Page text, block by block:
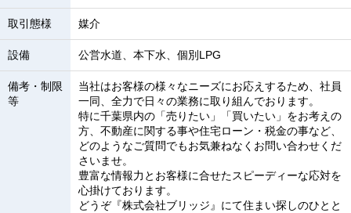
取引態様 媒介
設備 公営水道、本下水、個別LPG
備考・制限
等
当社はお客様の様々なニーズにお応えするため、社員
一同、全力で日々の業務に取り組んでおります。
特に千葉県内の「売りたい」「買いたい」をお考えの
方、不動産に関する事や住宅ローン・税金の事など、
どのようなご質問でもお気兼ねなくお問い合わせくだ
さいませ。
豊富な情報力とお客様に合せたスピーディーな応対を
心掛けております。
どうぞ『株式会社ブリッジ』にて住まい探しのひとと